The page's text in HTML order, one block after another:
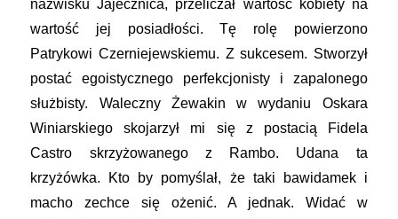
nazwisku Jajecznica, przeliczał wartość kobiety na
wartość jej posiadłości. Tę rolę powierzono
Patrykowi Czerniejewskiemu. Z sukcesem. Stworzył
postać egoistycznego perfekcjonisty i zapalonego
służbisty. Waleczny Żewakin w wydaniu Oskara
Winiarskiego skojarzył mi się z postacią Fidela
Castro skrzyżowanego z Rambo. Udana ta
krzyżówka. Kto by pomyślał, że taki bawidamek i
macho zechce się ożenić. A jednak. Widać w